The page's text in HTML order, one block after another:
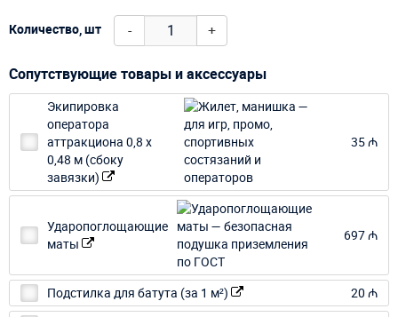
Количество, шт - +
Сопутствующие товары и аксессуары
Экипировка
оператора
аттракциона 0,8 х
0,48 м (сбоку
завязки)
35 ₼
Ударопоглощающие
маты
697 ₼
Подстилка для батута (за 1 м²)
20 ₼